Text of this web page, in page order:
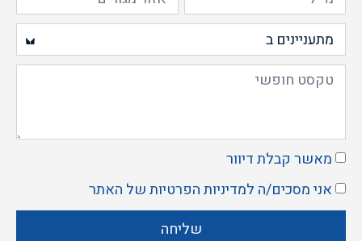
מאשר קבלת דיוור
אני מסכים/ה למדיניות הפרטיותשל האתר
שליחה